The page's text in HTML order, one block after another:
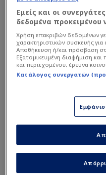
Παράλληλα
εμπλακεί και η
τον αποτκήσει, ενώ
εκδοχή στο Βέλγιο
Ολυμπιακός ζητάει
Εμείς και οι
δεδομένα
Χρήση επακριβών δεδομένων
χαρακτηριστικών συσκευής
Αποθήκευση ή/και πρόσβαση
Εξατομικευμένη διαφήμιση
και περιεχομένου, έρευνα
Κατάλογος συνεργατών